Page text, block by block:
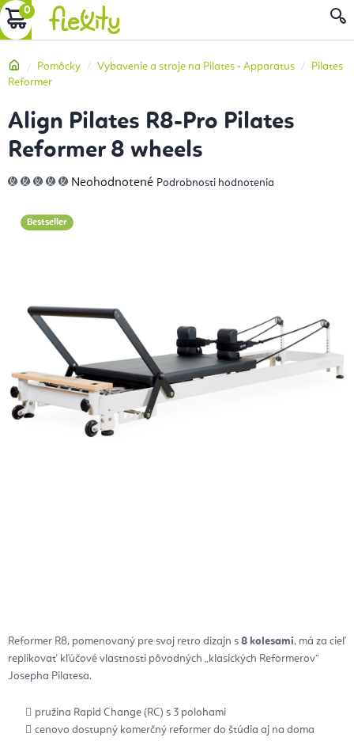
Prejsť
na
NÁKUPNÝ
DomovPomôcky Vybavenie a stroje na Pilates - Apparatus
Pilates
Reformer
Reformer R8, pomenovaný pre svoj retro dizajn s 8 kolesami, má za cieľ
replikovať kľúčové vlastnosti pôvodných „klasických Reformerov“
Josepha Pilatesa.
pružina Rapid Change (RC) s 3 polohami
cenovo dostupný komerčný reformer do štúdia aj na doma
Align Pilates R8-Pro Pilates
Reformer 8 wheels
Priemerné
hodnotenie
0,0
z
Neohodnotené Podrobnosti hodnotenia
Bestseller